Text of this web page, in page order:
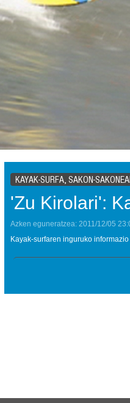
KAYAK-SURFA, SAKON-
'Zu Kirolari':
Azken eguneratzea: 2011/12/05
Kayak-surfaren inguruko